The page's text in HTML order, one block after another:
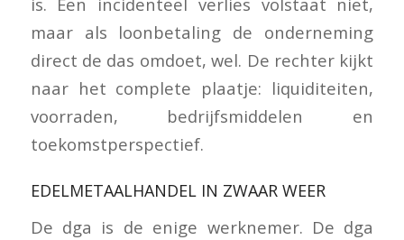
maar als loonbetaling de onderneming
direct de das omdoet, wel. De rechter kijkt
naar het complete plaatje: liquiditeiten,
voorraden, bedrijfsmiddelen en
toekomstperspectief.
EDELMETAALHANDEL IN ZWAAR WEER
De dga is de enige werknemer. De dga